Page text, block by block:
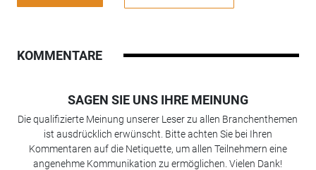
KOMMENTARE
SAGEN SIE UNS IHRE MEINUNG
Die qualifizierte Meinung unserer Leser zu allen Branchenthemen
ist ausdrücklich erwünscht. Bitte achten Sie bei Ihren
Kommentaren auf die Netiquette, um allen Teilnehmern eine
angenehme Kommunikation zu ermöglichen. Vielen Dank!